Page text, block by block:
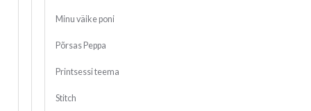
Minu väike poni
Põrsas Peppa
Printsessi teema
Stitch